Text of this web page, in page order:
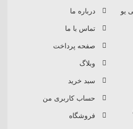
درباره ما
تماس با ما
صفحه پرداخت
وبلاگ
سبد خرید
حساب کاربری من
فروشگاه